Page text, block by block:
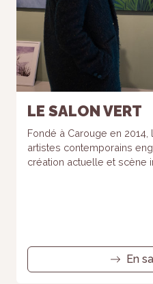
LE SALON VERT
Fondé à Carouge en
artistes contemporains
création actuelle et scène
En